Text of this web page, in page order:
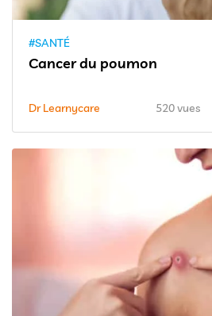
#SANTÉ
Cancer du poumon
Dr Learnycare 520 vues